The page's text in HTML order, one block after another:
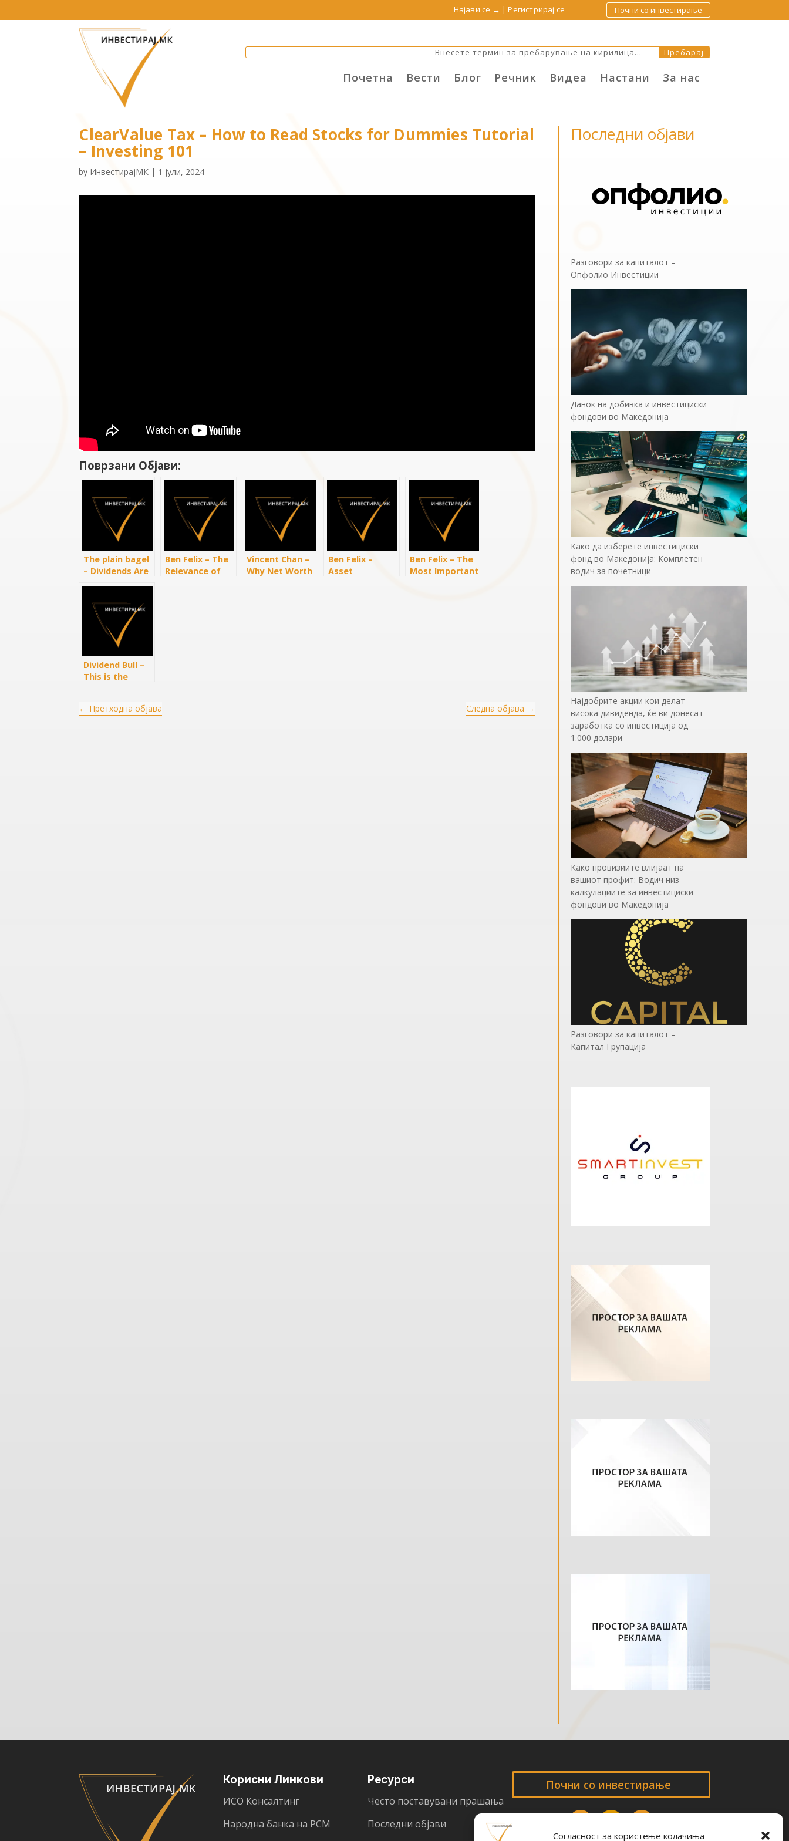
Согласност за користење колачиња
Најави се → |Регистрирај се Почни со инвестирање
Почетна Вести Блог Речник Видеа Настани За нас
ClearValue Tax – How to Read Stocks for Dummies Tutorial
– Investing 101
by ИнвестирајМК | 1 јули, 2024
Поврзани Објави:
The plain bagel
– Dividends Are
Ben Felix – The
Relevance of
Vincent Chan –
Why Net Worth
Ben Felix –
Asset
Ben Felix – The
Most Important
Dividend Bull –
This is the
Live Off of
← Претходна објава Следна објава →
Последни објави
Разговори за капиталот –
Опфолио Инвестиции
Данок на добивка и инвестициски
фондови во Македонија
Како да изберете инвестициски
фонд во Македонија: Комплетен
водич за почетници
Најдобрите акции кои делат
висока дивиденда, ќе ви донесат
заработка со инвестиција од
1.000 долари
Како провизиите влијаат на
вашиот профит: Водич низ
калкулациите за инвестициски
фондови во Mакедонија
Разговори за капиталот –
Капитал Групација
Корисни Линкови
ИСО Консалтинг
Народна банка на РСМ
Ресурси
Често поставувани прашања
Последни објави
Почни со инвестирање